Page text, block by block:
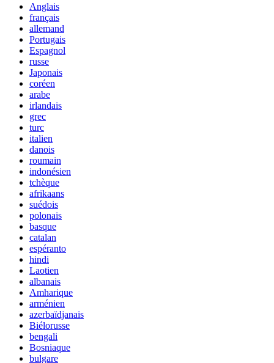
Anglais
français
allemand
Portugais
Espagnol
russe
Japonais
coréen
arabe
irlandais
grec
turc
italien
danois
roumain
indonésien
tchèque
afrikaans
suédois
polonais
basque
catalan
espéranto
hindi
Laotien
albanais
Amharique
arménien
azerbaïdjanais
Biélorusse
bengali
Bosniaque
bulgare